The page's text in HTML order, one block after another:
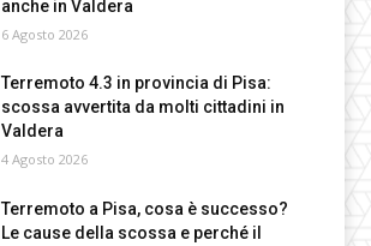
anche in Valdera
6 Agosto 2026
Terremoto 4.3 in provincia di Pisa:
scossa avvertita da molti cittadini in
Valdera
4 Agosto 2026
Terremoto a Pisa, cosa è successo?
Le cause della scossa e perché il